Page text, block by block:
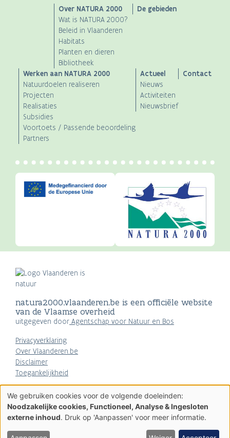
navigation
Over NATURA 2000
Wat is NATURA 2000?
Beleid in Vlaanderen
Habitats
Planten en dieren
Bibliotheek
De gebieden
Werken aan NATURA 2000
Natuurdoelen realiseren
Projecten
Realisaties
Subsidies
Voortoets / Passende beoordeling
Partners
Actueel
Nieuws
Activiteiten
Nieuwsbrief
Contact
natura2000.vlaanderen.be is een officiële website
van de Vlaamse overheid
uitgegeven door Agentschap voor Natuur en Bos
Privacyverklaring
Over Vlaanderen.be
Disclaimer
Toegankelijkheid
AGENTSCHAP
NATUUR & BOS
Gebruik
van
persoonsgegevens
We gebruiken cookies voor de volgende doeleinden:
Noodzakelijke cookies, Functioneel, Analyse & Ingesloten
externe inhoud. Druk op 'Aanpassen' voor meer informatie.